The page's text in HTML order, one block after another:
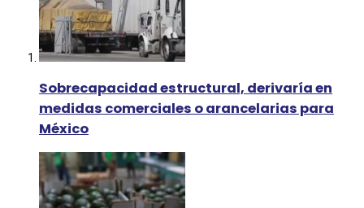
Sobrecapacidad estructural, derivaría en
medidas comerciales o arancelarias para
México